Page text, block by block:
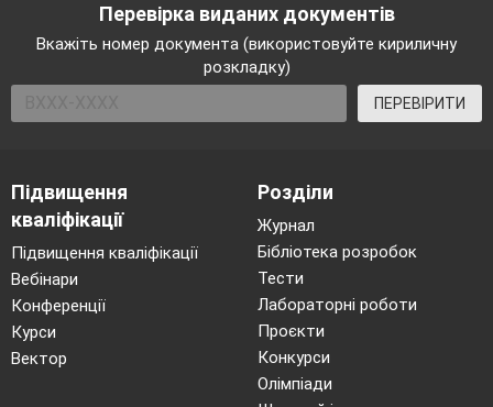
Перевірка виданих документів
Вкажіть номер документа (використовуйте кириличну
розкладку)
ПЕРЕВІРИТИ
Підвищення
кваліфікації
Підвищення кваліфікації
Вебінари
Конференції
Курси
Вектор
Розділи
Журнал
Бібліотека розробок
Тести
Лабораторні роботи
Проєкти
Конкурси
Олімпіади